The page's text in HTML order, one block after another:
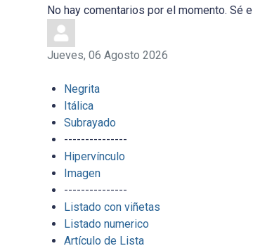
No hay comentarios por el momento. Sé
Jueves, 06 Agosto 2026
Negrita
Itálica
Subrayado
---------------
Hipervínculo
Imagen
---------------
Listado con viñetas
Listado numerico
Artículo de Lista